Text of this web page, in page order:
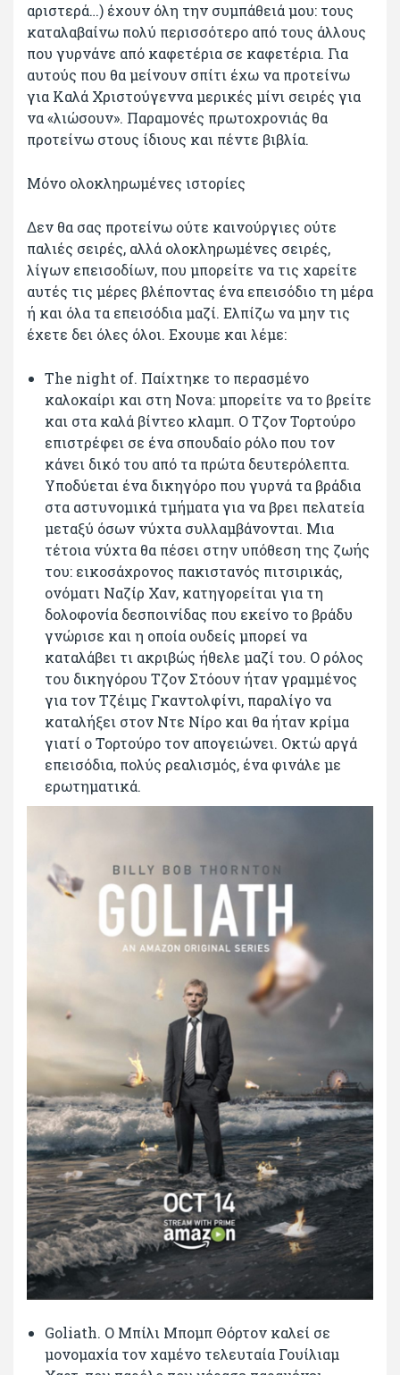
αριστερά…) έχουν όλη την συμπάθειά μου: τους
καταλαβαίνω πολύ περισσότερο από τους άλλους
που γυρνάνε από καφετέρια σε καφετέρια. Για
αυτούς που θα μείνουν σπίτι έχω να προτείνω
για Καλά Χριστούγεννα μερικές μίνι σειρές για
να «λιώσουν». Παραμονές πρωτοχρονιάς θα
προτείνω στους ίδιους και πέντε βιβλία.
Μόνο ολοκληρωμένες ιστορίες
Δεν θα σας προτείνω ούτε καινούργιες ούτε
παλιές σειρές, αλλά ολοκληρωμένες σειρές,
λίγων επεισοδίων, που μπορείτε να τις χαρείτε
αυτές τις μέρες βλέποντας ένα επεισόδιο τη μέρα
ή και όλα τα επεισόδια μαζί. Ελπίζω να μην τις
έχετε δει όλες όλοι. Εχουμε και λέμε:
The night of. Παίχτηκε το περασμένο
καλοκαίρι και στη Nova: μπορείτε να το βρείτε
και στα καλά βίντεο κλαμπ. Ο Τζον Τορτούρο
επιστρέφει σε ένα σπουδαίο ρόλο που τον
κάνει δικό του από τα πρώτα δευτερόλεπτα.
Υποδύεται ένα δικηγόρο που γυρνά τα βράδια
στα αστυνομικά τμήματα για να βρει πελατεία
μεταξύ όσων νύχτα συλλαμβάνονται. Μια
τέτοια νύχτα θα πέσει στην υπόθεση της ζωής
του: εικοσάχρονος πακιστανός πιτσιρικάς,
ονόματι Ναζίρ Χαν, κατηγορείται για τη
δολοφονία δεσποινίδας που εκείνο το βράδυ
γνώρισε και η οποία ουδείς μπορεί να
καταλάβει τι ακριβώς ήθελε μαζί του. Ο ρόλος
του δικηγόρου Τζον Στόουν ήταν γραμμένος
για τον Τζέιμς Γκαντολφίνι, παραλίγο να
καταλήξει στον Ντε Νίρο και θα ήταν κρίμα
γιατί ο Τορτούρο τον απογειώνει. Οκτώ αργά
επεισόδια, πολύς ρεαλισμός, ένα φινάλε με
ερωτηματικά.
Goliath. O Μπίλι Μπομπ Θόρτον καλεί σε
μονομαχία τον χαμένο τελευταία Γουίλιαμ